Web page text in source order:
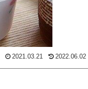
2021.03.21 2022.06.02